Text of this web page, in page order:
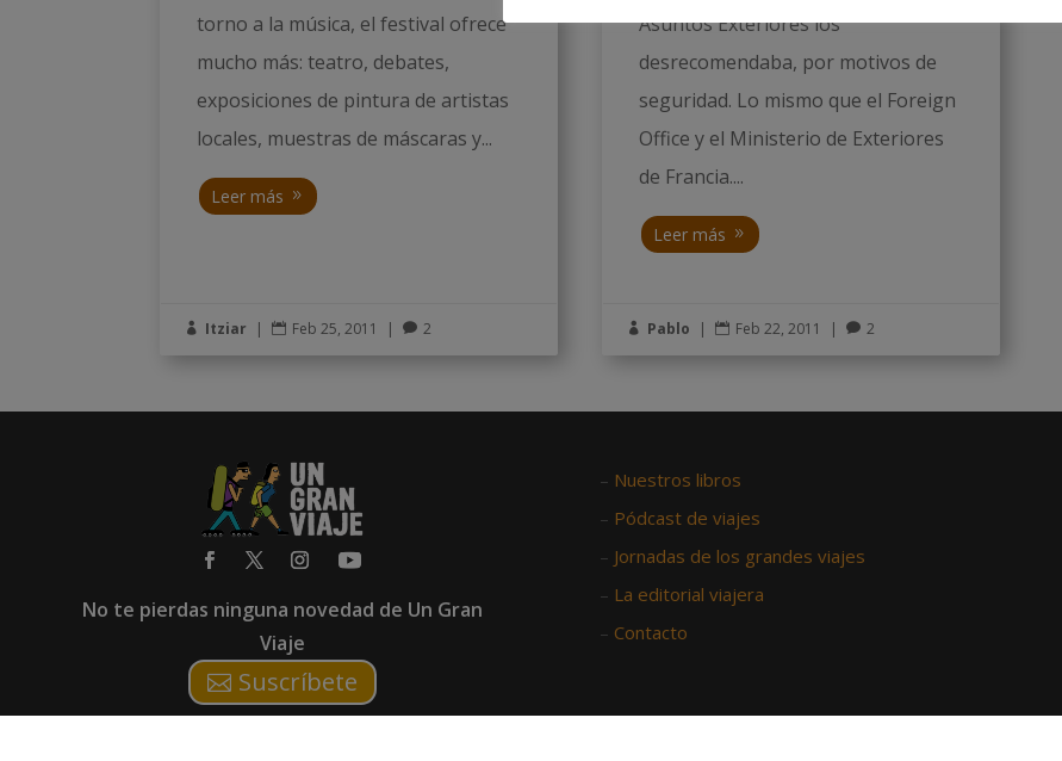
torno a la música, el festival ofrece
mucho más: teatro, debates,
exposiciones de pintura de artistas
locales, muestras de máscaras y...
Leer más
 Itziar |  Feb 25, 2011 |  2
Asuntos Exteriores los
desrecomendaba, por motivos de
seguridad. Lo mismo que el Foreign
Office y el Ministerio de Exteriores
de Francia....
Leer más
 Pablo |  Feb 22, 2011 |  2
No te pierdas ninguna novedad de Un Gran
Viaje
Suscríbete
– Nuestros libros
– Pódcast de viajes
– Jornadas de los grandes viajes
– La editorial viajera
– Contacto